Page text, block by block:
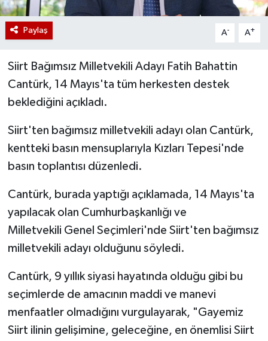
Paylaş A- A+
Siirt Bağımsız Milletvekili Adayı Fatih Bahattin
Cantürk, 14 Mayıs'ta tüm herkesten destek
beklediğini açıkladı.
Siirt'ten bağımsız milletvekili adayı olan Cantürk,
kentteki basın mensuplarıyla Kızları Tepesi'nde
basın toplantısı düzenledi.
Cantürk, burada yaptığı açıklamada, 14 Mayıs'ta
yapılacak olan Cumhurbaşkanlığı ve
Milletvekili Genel Seçimleri'nde Siirt'ten bağımsız
milletvekili adayı olduğunu söyledi.
Cantürk, 9 yıllık siyasi hayatında olduğu gibi bu
seçimlerde de amacının maddi ve manevi
menfaatler olmadığını vurgulayarak, "Gayemiz
Siirt ilinin gelişimine, geleceğine, en önemlisi Siirt